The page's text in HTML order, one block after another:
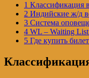
1 Классификация
2 Индийские ж/д
3 Система
4 WL – Waiting
5 Где купить